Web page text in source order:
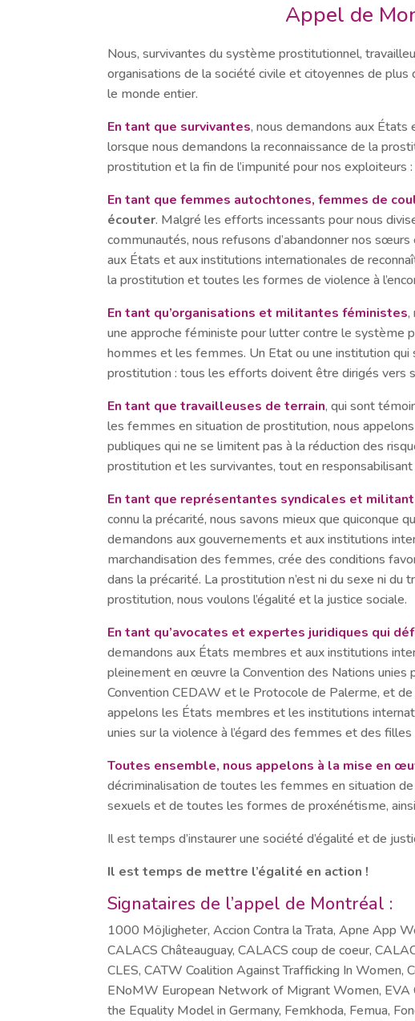
Appel de
Nous, survivantes du système prostitutionnel,
organisations de la société civile et citoyennes de
le monde entier.
En tant que survivantes, nous demandons aux
lorsque nous demandons la reconnaissance de la
prostitution et la fin de l’impunité pour nos exploiteurs
En tant que femmes autochtones, femmes de
écouter. Malgré les efforts incessants pour nous
communautés, nous refusons d’abandonner nos
aux États et aux institutions internationales de
la prostitution et toutes les formes de violence à
En tant qu’organisations et militantes féministes,
une approche féministe pour lutter contre le système
hommes et les femmes. Un Etat ou une institution
prostitution : tous les efforts doivent être dirigés vers
En tant que travailleuses de terrain, qui sont
les femmes en situation de prostitution, nous
publiques qui ne se limitent pas à la réduction des
prostitution et les survivantes, tout en responsabilisant
En tant que représentantes syndicales et
connu la précarité, nous savons mieux que quiconque
demandons aux gouvernements et aux institutions
marchandisation des femmes, crée des conditions
dans la précarité. La prostitution n’est ni du sexe ni
prostitution, nous voulons l’égalité et la justice sociale.
En tant qu’avocates et expertes juridiques qui
demandons aux États membres et aux institutions
pleinement en œuvre la Convention des Nations unies
Convention CEDAW et le Protocole de Palerme, et de
appelons les États membres et les institutions
unies sur la violence à l’égard des femmes et des
Toutes ensemble, nous appelons à la mise en
décriminalisation de toutes les femmes en situation
sexuels et de toutes les formes de proxénétisme,
Il est temps d’instaurer une société d’égalité et de
Il est temps de mettre l’égalité en action !
Signataires de l’appel de Montréal :
1000 Möjligheter, Accion Contra la Trata, Apne App
CALACS Châteauguay, CALACS coup de coeur,
CLES, CATW Coalition Against Trafficking In Women,
ENoMW European Network of Migrant Women,
the Equality Model in Germany, Femkhoda, Femua,